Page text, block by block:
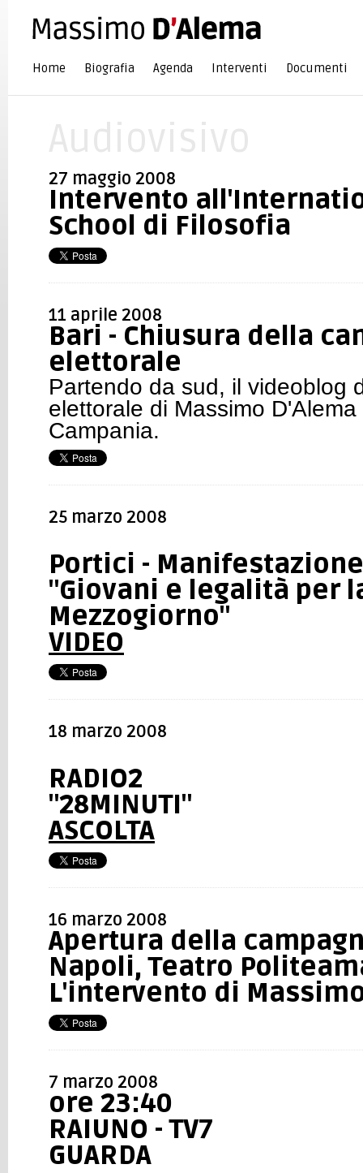
Home Biografia Agenda Interventi Documenti
27 maggio 2008
Intervento
School di Filosofia
11 aprile 2008
Bari - Chiusura della
elettorale
Partendo da sud, il videoblog
elettorale di Massimo
Campania.
25 marzo 2008
Portici -
"Giovani e legalità per
Mezzogiorno"
VIDEO
18 marzo 2008
RADIO2
"28MINUTI"
ASCOLTA
16 marzo 2008
Apertura della
Napoli, Teatro
L'intervento di
7 marzo 2008
ore 23:40
RAIUNO - TV7
GUARDA